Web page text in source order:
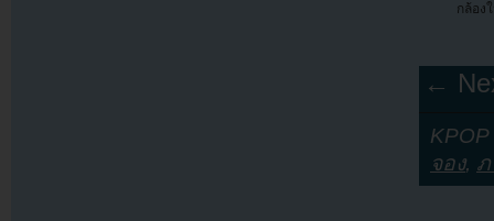
กล้อง
←
จอง, ภ